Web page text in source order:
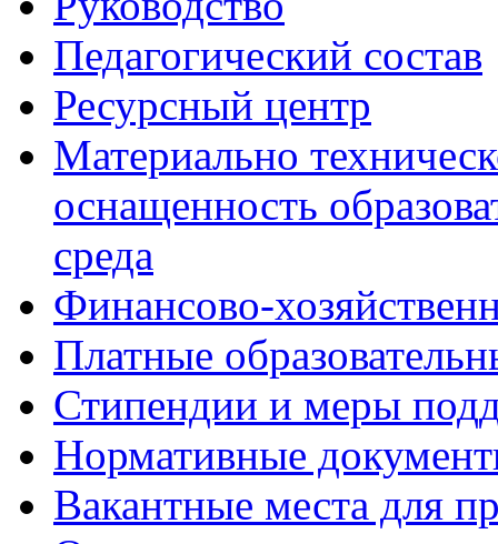
Педагогический состав
Ресурсный центр
Материально
оснащенность
среда
Финансово-
Платные
Стипендии и меры
Нормативные
Вакантные места для